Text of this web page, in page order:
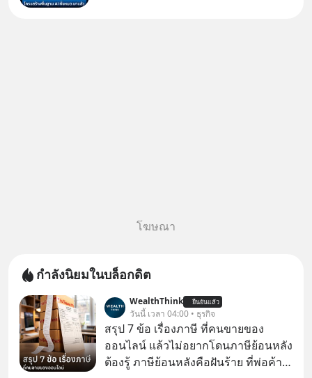
โฆษณา
กำลังนิยมในบล็อกดิต
WealthThink ยืนยันแล้ว
วันนี้ เวลา 04:00 • ธุรกิจ
สรุป 7 ข้อ เรื่องภาษี ที่คนขายของ
ออนไลน์ แล้วไม่อยากโดนภาษีย้อนหลัง
ต้องรู้ ภาษีย้อนหลังคือฝันร้าย ที่พ่อค้า